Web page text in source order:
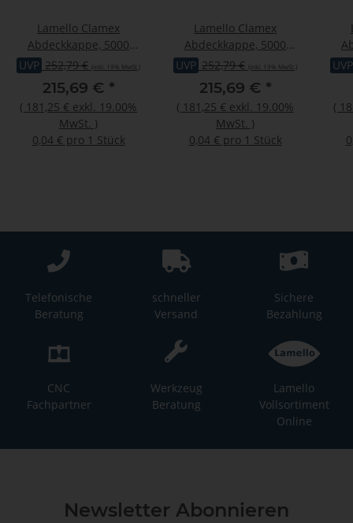
Lamello Clamex
Abdeckkappe, 5000
Stück, RAL 9010
UVP 252,79 € (inkl. 19% MwSt.)
215,69 € *
( 181,25 € exkl. 19.00%
MwSt. )
0,04 € pro 1 Stück
Lamello Clamex
Abdeckkappe, 5000
Stück, RAL 1011
braunbeige, Buche
UVP 252,79 € (inkl. 19% MwSt.)
215,69 € *
( 181,25 € exkl. 19.00%
MwSt. )
0,04 € pro 1 Stück
UVP
(
Telefonische
Beratung
schneller
Versand
Sichere
Bezahlung
CNC
Fachpartner
Werkzeug
Beratung
Lamello
Vollsortiment
Online
Newsletter Abonnieren